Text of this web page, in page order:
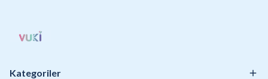
Kategoriler